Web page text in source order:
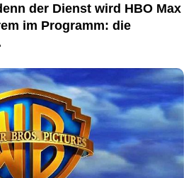
der Dienst wird HBO Max
im Programm: die